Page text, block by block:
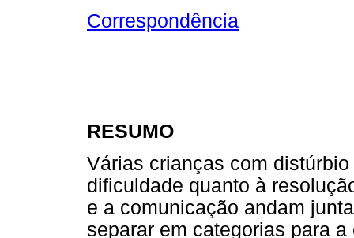
Correspondência
RESUMO
Várias crianças com
dificuldade quanto à
e a comunicação andam
separar em categorias para